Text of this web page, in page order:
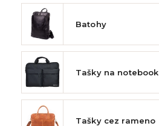
Batohy
Tašky na notebook
Tašky cez rameno